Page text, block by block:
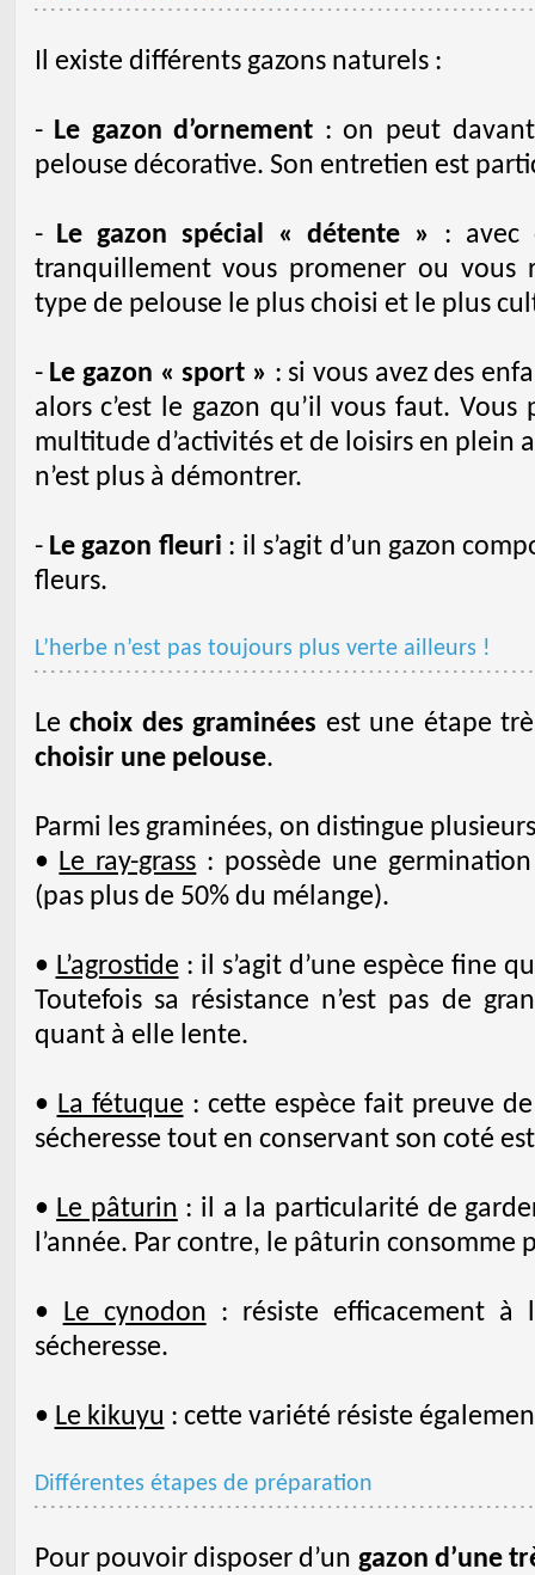
Il existe différents gazons naturels :
- Le gazon d’ornement : on peut
pelouse décorative. Son entretien est
- Le gazon spécial « détente » : avec
tranquillement vous promener ou vous
type de pelouse le plus choisi et le plus
- Le gazon « sport » : si vous avez des
alors c’est le gazon qu’il vous faut.
multitude d’activités et de loisirs en plein
n’est plus à démontrer.
- Le gazon fleuri : il s’agit d’un gazon
fleurs.
L’herbe n’est pas toujours plus verte ailleurs !
Lechoix des graminées est une étape
choisir une pelouse.
Parmi les graminées, on distingue
• Le ray-grass : possède une
(pas plus de 50% du mélange).
• L’agrostide : il s’agit d’une espèce fine
Toutefois sa résistance n’est pas de
quant à elle lente.
• La fétuque : cette espèce fait preuve
sécheresse tout en conservant son coté
• Le pâturin : il a la particularité de
l’année. Par contre, le pâturin consomme
• Le cynodon : résiste efficacement à
sécheresse.
• Le kikuyu : cette variété résiste
Différentes étapes de préparation
Pour pouvoir disposer d’un gazon d’une